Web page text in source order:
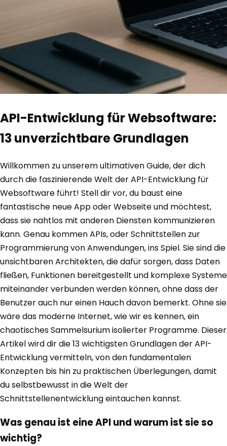
API-Entwicklung für Websoftware:
13 unverzichtbare Grundlagen
Willkommen zu unserem ultimativen Guide, der dich
durch die faszinierende Welt der API-Entwicklung für
Websoftware führt! Stell dir vor, du baust eine
fantastische neue App oder Webseite und möchtest,
dass sie nahtlos mit anderen Diensten kommunizieren
kann. Genau kommen APIs, oder Schnittstellen zur
Programmierung von Anwendungen, ins Spiel. Sie sind die
unsichtbaren Architekten, die dafür sorgen, dass Daten
fließen, Funktionen bereitgestellt und komplexe Systeme
miteinander verbunden werden können, ohne dass der
Benutzer auch nur einen Hauch davon bemerkt. Ohne sie
wäre das moderne Internet, wie wir es kennen, ein
chaotisches Sammelsurium isolierter Programme. Dieser
Artikel wird dir die 13 wichtigsten Grundlagen der API-
Entwicklung vermitteln, von den fundamentalen
Konzepten bis hin zu praktischen Überlegungen, damit
du selbstbewusst in die Welt der
Schnittstellenentwicklung eintauchen kannst.
Was genau ist eine API und warum ist sie so
wichtig?